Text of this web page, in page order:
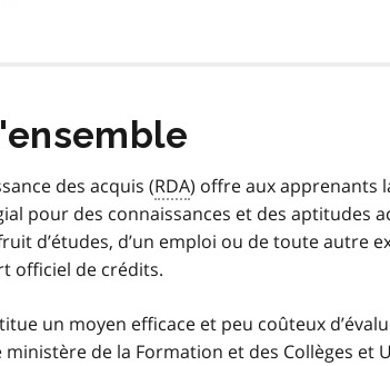
des acquis (RDA) offre aux apprenants
pour des connaissances et des aptitudes
d’études, d’un emploi ou de toute autre
officiel de crédits.
un moyen efficace et peu coûteux
ministère de la Formation et des Collèges et